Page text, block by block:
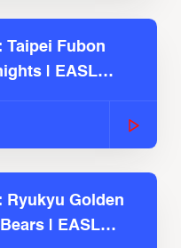
Taipei Fubon
| EASL
Ryukyu Golden
| EASL